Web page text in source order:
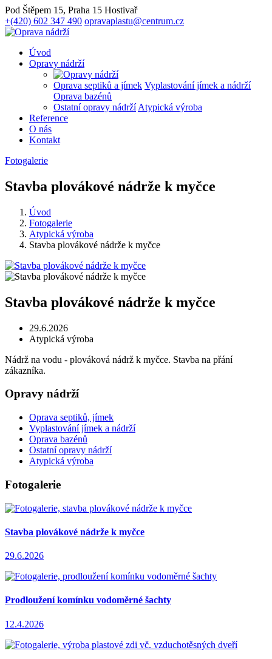
Pod Štěpem 15, Praha 15 Hostivař
+(420) 602 347 490 opravaplastu@centrum.cz
Úvod
Opravy nádrží
Oprava septiků a jímek Vyplastování jímek a nádrží
Oprava bazénů
Ostatní opravy nádrží Atypická výroba
Reference
O nás
Kontakt
Fotogalerie
Stavba plovákové nádrže k myčce
Úvod
Fotogalerie
Atypická výroba
Stavba plovákové nádrže k myčce
Stavba plovákové nádrže k myčce
29.6.2026
Atypická výroba
Nádrž na vodu - plováková nádrž k myčce. Stavba na přání
zákazníka.
Opravy nádrží
Oprava septiků, jímek
Vyplastování jímek a nádrží
Oprava bazénů
Ostatní opravy nádrží
Atypická výroba
Fotogalerie
Stavba plovákové nádrže k myčce
29.6.2026
Prodloužení komínku vodoměrné šachty
12.4.2026